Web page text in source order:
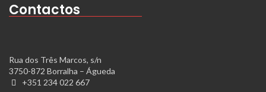
Contactos
Rua dos Três Marcos, s/n
3750-872 Borralha – Águeda
+351 234 022 667